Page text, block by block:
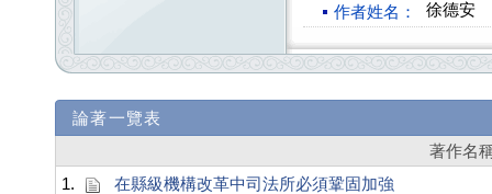
作者姓名： 徐德安
論著一覽表
著作名
1.
在縣級機構改革中司法所必須鞏固加強